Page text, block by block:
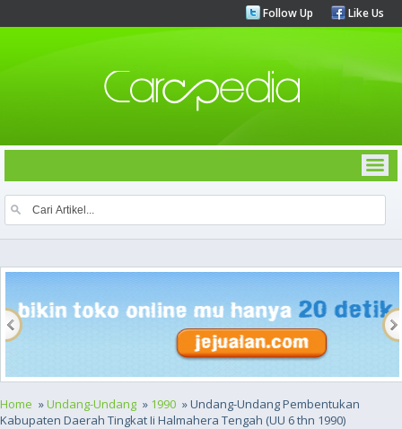
Follow Up Like Us
Home »Undang-Undang » 1990 » Undang-Undang Pembentukan
Kabupaten Daerah Tingkat Ii Halmahera Tengah (UU 6 thn 1990)